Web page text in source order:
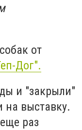
от
Дог".
и "закрыли"
на выставку.
раз